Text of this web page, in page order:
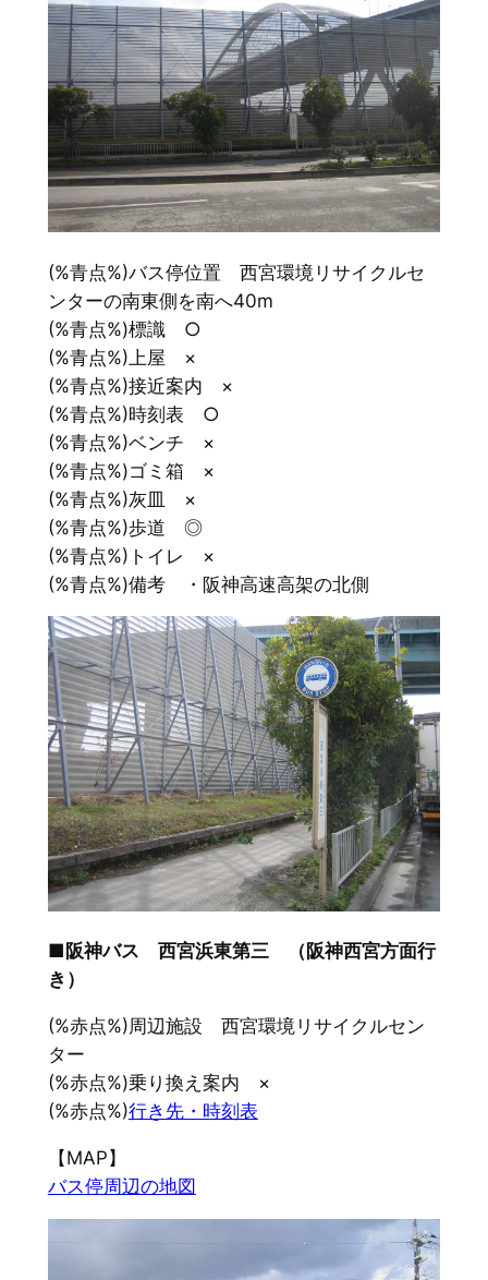
(%青点%)バス停位置 西宮環境リサイクルセ
ンターの南東側を南へ40m
(%青点%)標識 ○
(%青点%)上屋 ×
(%青点%)接近案内 ×
(%青点%)時刻表 ○
(%青点%)ベンチ ×
(%青点%)ゴミ箱 ×
(%青点%)灰皿 ×
(%青点%)歩道 ◎
(%青点%)トイレ ×
(%青点%)備考 ・阪神高速高架の北側
■阪神バス 西宮浜東第三 （阪神西宮方面行
き）
(%赤点%)周辺施設 西宮環境リサイクルセン
ター
(%赤点%)乗り換え案内 ×
(%赤点%)行き先・時刻表
【MAP】
バス停周辺の地図